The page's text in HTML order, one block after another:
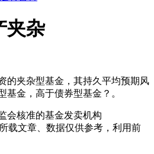
夹杂
夹杂型基金，其持久平均预期风
基金，高于债券型基金？。
核准的基金发卖机构
载文章、数据仅供参考，利用前